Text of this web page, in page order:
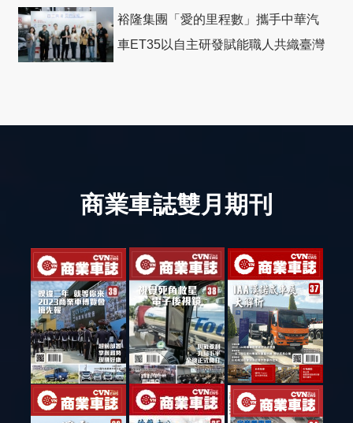
裕隆集團「愛的里程數」攜手中華汽
車ET35以自主研發賦能職人共織臺灣
商業車誌雙月期刊